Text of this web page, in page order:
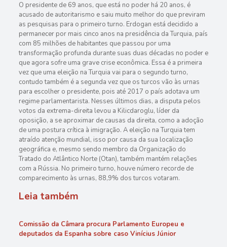
O presidente de 69 anos, que está no poder há 20 anos, é
acusado de autoritarismo e saiu muito melhor do que previram
as pesquisas para o primeiro turno. Erdogan está decidido a
permanecer por mais cinco anos na presidência da Turquia, país
com 85 milhões de habitantes que passou por uma
transformação profunda durante suas duas décadas no poder e
que agora sofre uma grave crise econômica. Essa é a primeira
vez que uma eleição na Turquia vai para o segundo turno,
contudo também é a segunda vez que os turcos vão às urnas
para escolher o presidente, pois até 2017 o país adotava um
regime parlamentarista. Nesses últimos dias, a disputa pelos
votos da extrema-direita levou a Kilicdaroglu, líder da
oposição, a se aproximar de causas da direita, como a adoção
de uma postura crítica à imigração. A eleição na Turquia tem
atraído atenção mundial, isso por causa da sua localização
geográfica e, mesmo sendo membro da Organização do
Tratado do Atlântico Norte (Otan), também mantém relações
com a Rússia. No primeiro turno, houve número recorde de
comparecimento às urnas, 88,9% dos turcos votaram.
Leia também
Comissão da Câmara procura Parlamento Europeu e
deputados da Espanha sobre caso Vinícius Júnior